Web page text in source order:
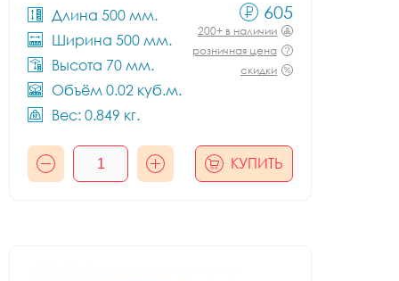
Длина 500 мм.
Ширина 500 мм.
Высота 70 мм.
Объём 0.02 куб.м.
Вес: 0.849 кг.
605
200+ в наличии
розничная цена
скидки
КУПИТЬ